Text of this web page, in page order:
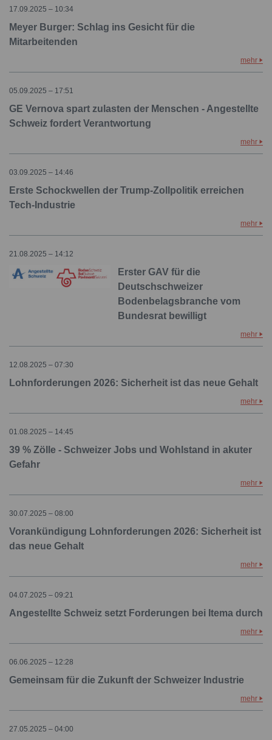
17.09.2025 – 10:34
Meyer Burger: Schlag ins Gesicht für die
Mitarbeitenden
mehr
05.09.2025 – 17:51
GE Vernova spart zulasten der Menschen - Angestellte
Schweiz fordert Verantwortung
mehr
03.09.2025 – 14:46
Erste Schockwellen der Trump-Zollpolitik erreichen
Tech-Industrie
mehr
21.08.2025 – 14:12
Erster GAV für die
Deutschschweizer
Bodenbelagsbranche vom
Bundesrat bewilligt
mehr
12.08.2025 – 07:30
Lohnforderungen 2026: Sicherheit ist das neue Gehalt
mehr
01.08.2025 – 14:45
39 % Zölle - Schweizer Jobs und Wohlstand in akuter
Gefahr
mehr
30.07.2025 – 08:00
Vorankündigung Lohnforderungen 2026: Sicherheit ist
das neue Gehalt
mehr
04.07.2025 – 09:21
Angestellte Schweiz setzt Forderungen bei Itema durch
mehr
06.06.2025 – 12:28
Gemeinsam für die Zukunft der Schweizer Industrie
mehr
27.05.2025 – 04:00